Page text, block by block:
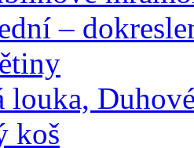
–
louka,
koš